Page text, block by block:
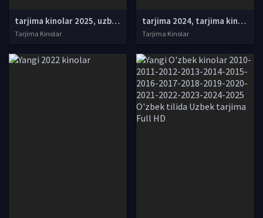
tarjima kinolar 2025, uzbek tarjima kinolar 2025, tarjima kinolar uzbek tilida 2025, tarjima kinolar o zbek 2025, tarjima kinolar o zbek tilida 2025, yangi tarjima kinolar 2025, uzmovi tarjima kinolar 2025, uzmovi com tarjima kinolar 2025, uzbekcha t
Tarjima Kinolar
tarjima 2024, tarjima kinolar 2024, uzbek tarjima 2024, tarjima kinolar tilida tilida 2024, uzbek tilida tarjima 2024, kino tarjima 2024, uzbek tarjima kinolar 2024, tarjima kinolar 2024 uzbek tilida, tarjima kinolar 2024 o zbek, tarjima kinolar 2024
Tarjima Kinolar